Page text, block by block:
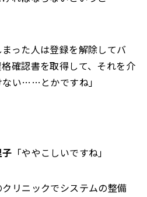
まった人は登録を解除してバ
確認書を取得して、それを介
い……とかですね」
「ややこしいですね」
クリニックでシステムの整備